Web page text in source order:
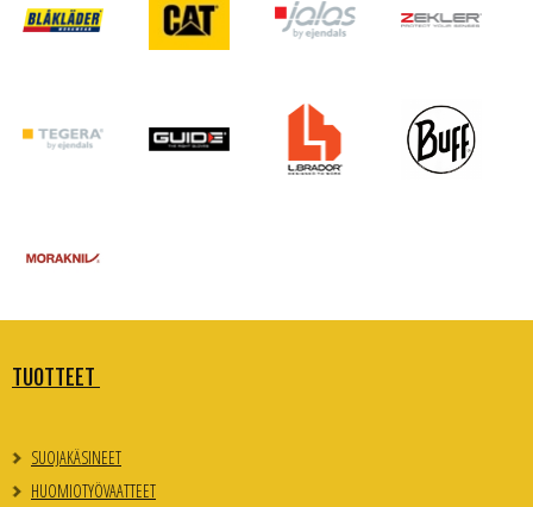
TUOTTEET
SUOJAKÄSINEET
HUOMIOTYÖVAATTEET